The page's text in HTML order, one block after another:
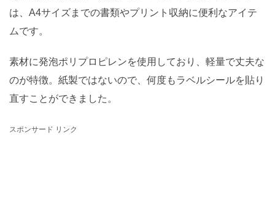
は、A4サイズまでの書類やプリント収納に便利なアイテ
ムです。
素材に発泡ポリプロピレンを使用しており、軽量で丈夫な
のが特徴。紙製ではないので、何度もラベルシールを貼り
直すことができました。
スポンサード リンク